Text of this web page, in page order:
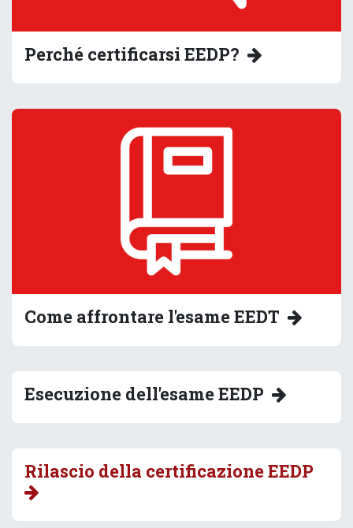
Perché certificarsi EEDP?
Come affrontare l'esame EEDT
Esecuzione dell'esame EEDP
Rilascio della certificazione EEDP